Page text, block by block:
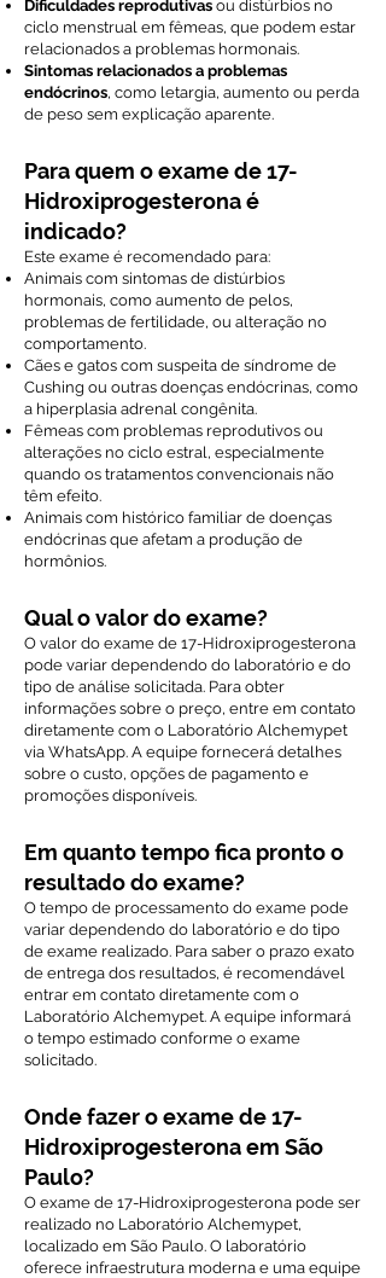
Dificuldades reprodutivas ou distúrbios no
ciclo menstrual em fêmeas, que podem estar
relacionados a problemas hormonais.
Sintomas relacionados a problemas
endócrinos, como letargia, aumento ou perda
de peso sem explicação aparente.
Para quem o exame de 17-
Hidroxiprogesterona é
indicado?
Este exame é recomendado para:
Animais com sintomas de distúrbios
hormonais, como aumento de pelos,
problemas de fertilidade, ou alteração no
comportamento.
Cães e gatos com suspeita de síndrome de
Cushing ou outras doenças endócrinas, como
a hiperplasia adrenal congênita.
Fêmeas com problemas reprodutivos ou
alterações no ciclo estral, especialmente
quando os tratamentos convencionais não
têm efeito.
Animais com histórico familiar de doenças
endócrinas que afetam a produção de
hormônios.
Qual o valor do exame?
O valor do exame de 17-Hidroxiprogesterona
pode variar dependendo do laboratório e do
tipo de análise solicitada. Para obter
informações sobre o preço, entre em contato
diretamente com o Laboratório Alchemypet
via WhatsApp. A equipe fornecerá detalhes
sobre o custo, opções de pagamento e
promoções disponíveis.
Em quanto tempo fica pronto o
resultado do exame?
O tempo de processamento do exame pode
variar dependendo do laboratório e do tipo
de exame realizado. Para saber o prazo exato
de entrega dos resultados, é recomendável
entrar em contato diretamente com o
Laboratório Alchemypet. A equipe informará
o tempo estimado conforme o exame
solicitado.
Onde fazer o exame de 17-
Hidroxiprogesterona em São
Paulo?
O exame de 17-Hidroxiprogesterona pode ser
realizado no Laboratório Alchemypet,
localizado em São Paulo. O laboratório
oferece infraestrutura moderna e uma equipe